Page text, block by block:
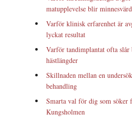
matupplevelse blir minnesvärd
Varför klinisk erfarenhet är
lyckat resultat
Varför tandimplantat ofta slår
hästlängder
Skillnaden mellan en
behandling
Smarta val för dig som söker
Kungsholmen